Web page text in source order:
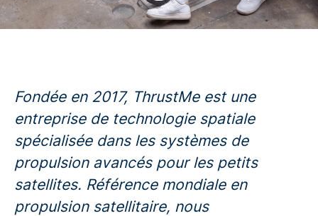
Fondée en 2017, ThrustMe est une
entreprise de technologie spatiale
spécialisée dans les systèmes de
propulsion avancés pour les petits
satellites. Référence mondiale en
propulsion satellitaire, nous